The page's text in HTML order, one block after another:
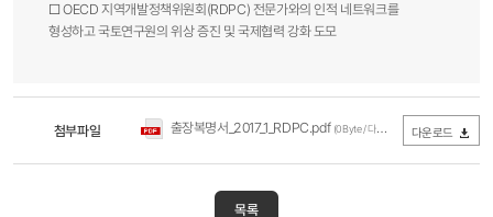
□ OECD 지역개발정책위원회(RDPC) 전문가와의 인적 네트워크를
형성하고 국토연구원의 위상 증진 및 국제협력 강화 도모
첨부파일 출장복명서_2017_1_RDPC.pdf (0Byte / 다운로드 269회) 다운로드
목록